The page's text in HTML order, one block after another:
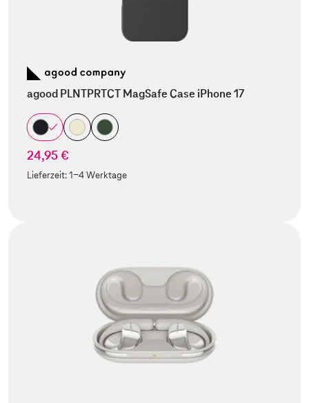
agood PLNTPRTCT MagSafe Case iPhone 17
24,95 €
Lieferzeit:1-4 Werktage